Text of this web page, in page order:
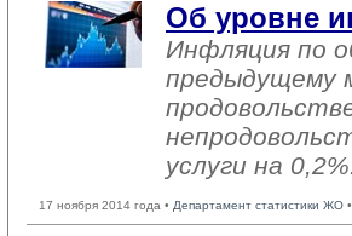
Об уровне
Инфляция по
предыдущему
услуги на 0,2%.
17 ноября 2014 года • Департамент статистики ЖО